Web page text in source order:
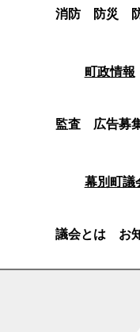
消防 防災
町政情報
監査 広告募
幕別町議
議会とは お